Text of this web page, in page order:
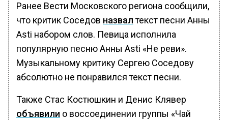
Ранее Вести Московского региона сообщили,
что критик Соседов назвалтекст песни Анны
Asti набором слов. Певица исполнила
популярную песню Анны Asti «Не реви».
Музыкальному критику Сергею Соседову
абсолютно не понравился текст песни.
Также Стас Костюшкин и Денис Клявер
объявили о воссоединении группы «Чай